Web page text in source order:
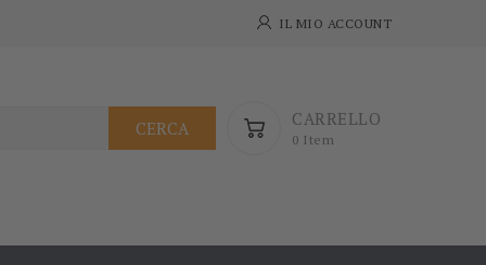
IL MIO ACCOUNT
CARRELLO
0 Item
CERCA